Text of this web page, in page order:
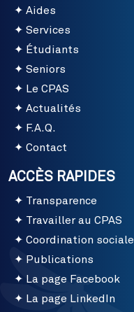
Aides
Services
Étudiants
Seniors
Le CPAS
Actualités
F.A.Q.
Contact
ACCÈS RAPIDES
Transparence
Travailler au CPAS
Coordination sociale
Publications
La page Facebook
La page LinkedIn